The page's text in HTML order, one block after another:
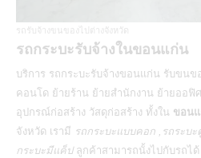
รถรับจ้างขนของไปต่างจังหวัด
รถกระบะรับจ้างในขอนแก่น
บริการ รถกระบะรับจ้างขอนแก่น รับขนข
คอนโด ย้ายร้าน ย้ายสำนักงาน ย้ายออ
อุปกรณ์ก่อสร้าง วัสดุก่อสร้าง ทั้งใน ขอน
จังหวัด เรามี
รถกระบะแบบคอก ,รถระบ
กระบะมีแค็ปลูกค้าสามารถนั้งไปกับรถไ